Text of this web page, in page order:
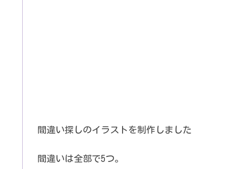
間違い探しのイラストを制作しました
間違いは全部で5つ。